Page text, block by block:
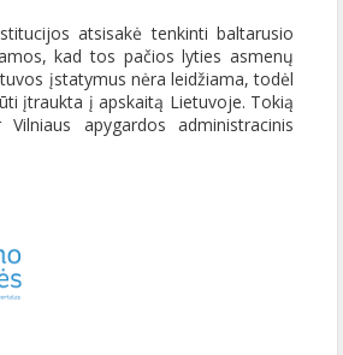
atsisakė tenkinti baltarusio
kad tos pačios lyties asmenų
įstatymus nėra leidžiama, todėl
įtraukta į apskaitą Lietuvoje. Tokią
apygardos administracinis